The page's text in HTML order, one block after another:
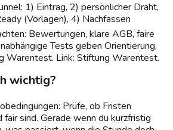
1) Eintrag, 2) persönlicher Draht,
(Vorlagen), 4) Nachfassen
Bewertungen, klare AGB, faire
Tests geben Orientierung,
Warentest. Link: Stiftung Warentest.
wichtig?
Prüfe, ob Fristen
fair sind. Gerade wenn du kurzfristig